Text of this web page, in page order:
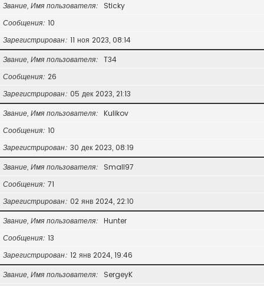
Звание, Имя пользователя
Sticky
Сообщения 10
Зарегистрирован 11 ноя 2023, 08:14
Звание, Имя пользователя
T34
Сообщения 26
Зарегистрирован 05 дек 2023, 21:13
Звание, Имя пользователя
Kulikov
Сообщения 10
Зарегистрирован 30 дек 2023, 08:19
Звание, Имя пользователя
Small97
Сообщения 71
Зарегистрирован 02 янв 2024, 22:10
Звание, Имя пользователя
Hunter
Сообщения 13
Зарегистрирован 12 янв 2024, 19:46
Звание, Имя пользователя
SergeyK